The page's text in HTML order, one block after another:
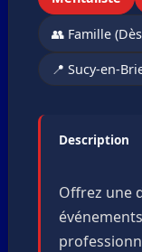
👥 Famille
📍 Sucy-en-
Description
Offrez une